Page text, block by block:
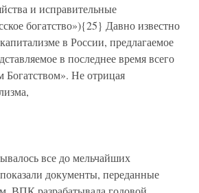
и исправительные
богатство»){25} Давно известно
в России, предлагаемое
в последнее время всего
Богатством». Не отрицая
все до мельчайших
документы, переданные